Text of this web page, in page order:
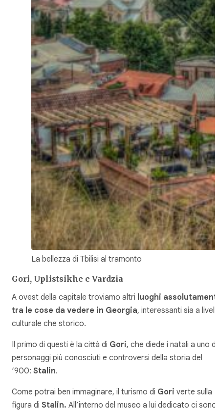
La bellezza di Tbilisi al tramonto
Gori, Uplistsikhe e Vardzia
A ovest della capitale troviamo altri luoghi
tra le cose da vedere in Georgia, interessanti sia a
culturale che storico.
Il primo di questi è la città di Gori, che diede i natali a uno
personaggi più conosciuti e controversi della storia del
‘900: Stalin.
Come potrai ben immaginare, il turismo di Gori verte sulla
figura di Stalin. All’interno del museo a lui dedicato ci sono